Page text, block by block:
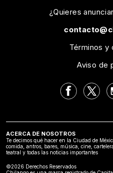
¿Quieres
Términos y
Aviso de
ACERCA DE NOSOTROS
Te decimos qué hacer en la Ciudad de
comida, antros, bares, música, cine,
teatral y todas las noticias importantes
©2026 Derechos Reservados